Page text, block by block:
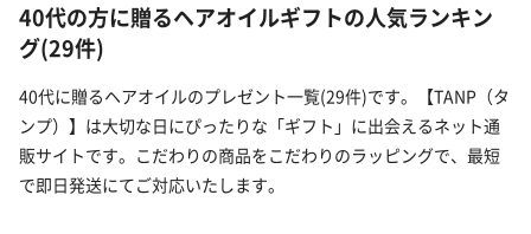
40代の方に贈るヘアオイルギフトの人気ランキン
グ(29件)
40代に贈るヘアオイルのプレゼント一覧(29件)です。【TANP（タ
ンプ）】は大切な日にぴったりな「ギフト」に出会えるネット通
販サイトです。こだわりの商品をこだわりのラッピングで、最短
で即日発送にてご対応いたします。